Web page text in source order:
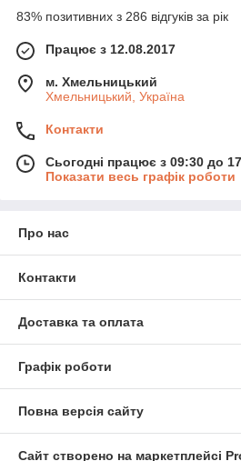
83% позитивних з 286 відгуків за рік
Працює з 12.08.2017
м. Хмельницький
Хмельницький, Україна
Контакти
Сьогодні працює з 09:30 до
Показати весь графік роботи
Про нас
Контакти
Доставка та оплата
Графік роботи
Повна версія сайту
Сайт створено на маркетплейсі